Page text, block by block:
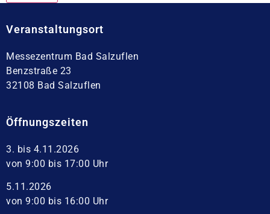
Veranstaltungsort
Messezentrum Bad Salzuflen
Benzstraße 23
32108 Bad Salzuflen
Öffnungszeiten
3. bis 4.11.2026
von 9:00 bis 17:00 Uhr
5.11.2026
von 9:00 bis 16:00 Uhr